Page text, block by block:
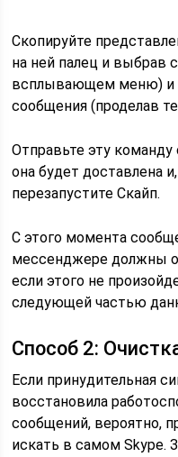
Скопируйте
на ней палец и выбрав
всплывающем меню) и
сообщения (проделав
Отправьте эту
она будет доставлена
перезапустите Скайп.
С этого момента
мессенджере должны
если этого не
следующей частью
Способ 2:
Если принудительная
восстановила
сообщений, вероятно,
искать в самом Skype.